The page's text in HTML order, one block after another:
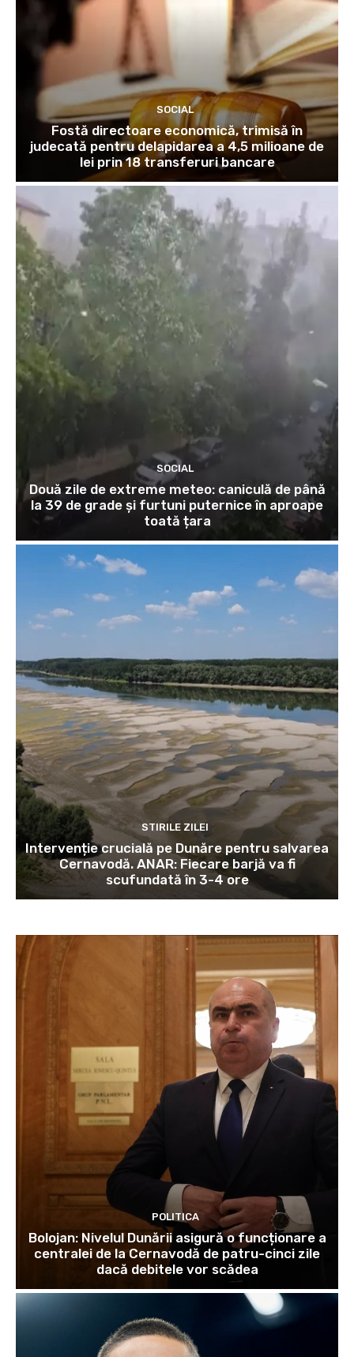
SOCIAL
Fostă directoare economică, trimisă în
judecată pentru delapidarea a 4,5 milioane de
lei prin 18 transferuri bancare
SOCIAL
Două zile de extreme meteo: caniculă de până
la 39 de grade și furtuni puternice în aproape
toată țara
STIRILE ZILEI
Intervenție crucială pe Dunăre pentru salvarea
Cernavodă. ANAR: Fiecare barjă va fi
scufundată în 3-4 ore
POLITICA
Bolojan: Nivelul Dunării asigură o funcționare a
centralei de la Cernavodă de patru-cinci zile
dacă debitele vor scădea